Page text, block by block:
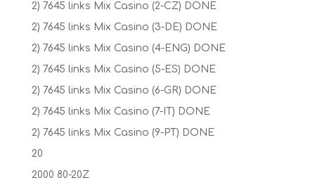
2) 7645 links Mix Casino (2-CZ) DONE
2) 7645 links Mix Casino (3-DE) DONE
2) 7645 links Mix Casino (4-ENG) DONE
2) 7645 links Mix Casino (5-ES) DONE
2) 7645 links Mix Casino (6-GR) DONE
2) 7645 links Mix Casino (7-IT) DONE
2) 7645 links Mix Casino (9-PT) DONE
20
2000 80-20Z